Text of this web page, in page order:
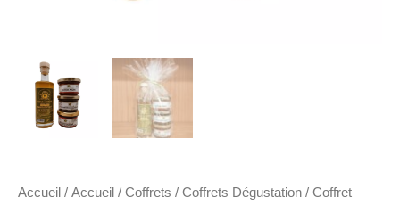
Accueil / Accueil / Coffrets / Coffrets Dégustation / Coffret